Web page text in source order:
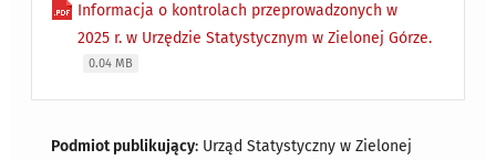
Informacja o kontrolach przeprowadzonych w
2025 r. w Urzędzie Statystycznym w Zielonej Górze.
0.04 MB
Podmiot publikujący: Urząd Statystyczny w Zielonej